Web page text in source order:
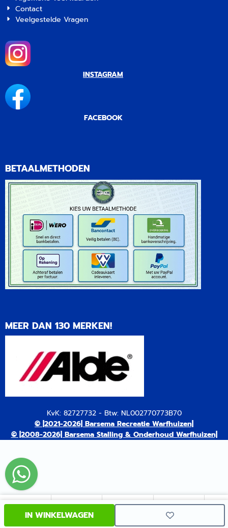
IN WINKELWAGEN
Contact
Veelgestelde Vragen
INSTAGRAM
FACEBOOK
BETAALMETHODEN
MEER DAN 130 MERKEN!
KvK: 82727732 - Btw: NL002770773B70
© |2021-2026| Barsema Recreatie Warfhuizen|
© |2008-2026| Barsema Stalling & Onderhoud Warfhuizen|
Mailen Bellen Facebook